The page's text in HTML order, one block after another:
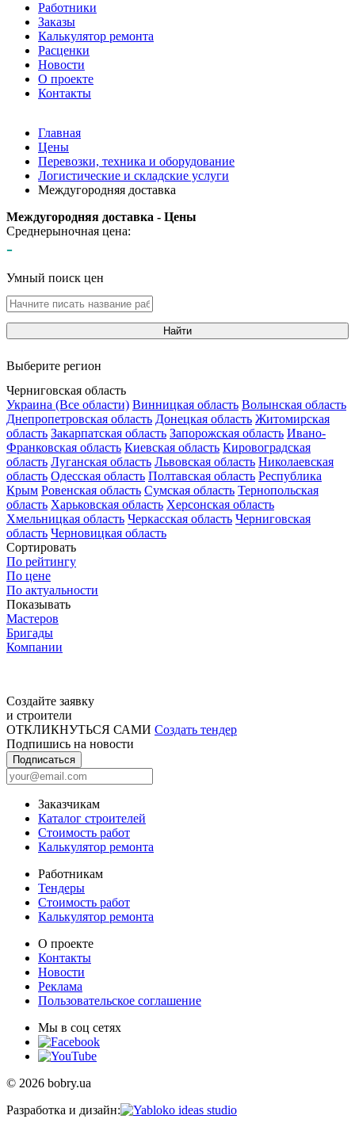
Работники
Заказы
Калькулятор ремонта
Расценки
Новости
О проекте
Контакты
Главная
Цены
Перевозки, техника и оборудование
Логистические и складские услуги
Междугородняя доставка
Междугородняя доставка - Цены
Среднерыночная цена:
-
Умный поиск цен
Найти
Выберите регион
Черниговская область
Украина (Все области) Винницкая область Волынская область
Днепропетровская область Донецкая область Житомирская
область Закарпатская область Запорожская область Ивано-
Франковская область Киевская область Кировоградская
область Луганская область Львовская область Николаевская
область Одесская область Полтавская область Республика
Крым Ровенская область Сумская область Тернопольская
область Харьковская область Херсонская область
Хмельницкая область Черкасская область Черниговская
область Черновицкая область
Сортировать
По рейтингу
По цене
По актуальности
Показывать
Мастеров
Бригады
Компании
Создайте заявку
и строители
ОТКЛИКНУТЬСЯ САМИ Создать тендер
Подпишись на новости
Подписаться
Заказчикам
Каталог строителей
Стоимость работ
Калькулятор ремонта
Работникам
Тендеры
Стоимость работ
Калькулятор ремонта
О проекте
Контакты
Новости
Реклама
Пользовательское соглашение
Мы в соц сетях
© 2026 bobry.ua
Разработка и дизайн: